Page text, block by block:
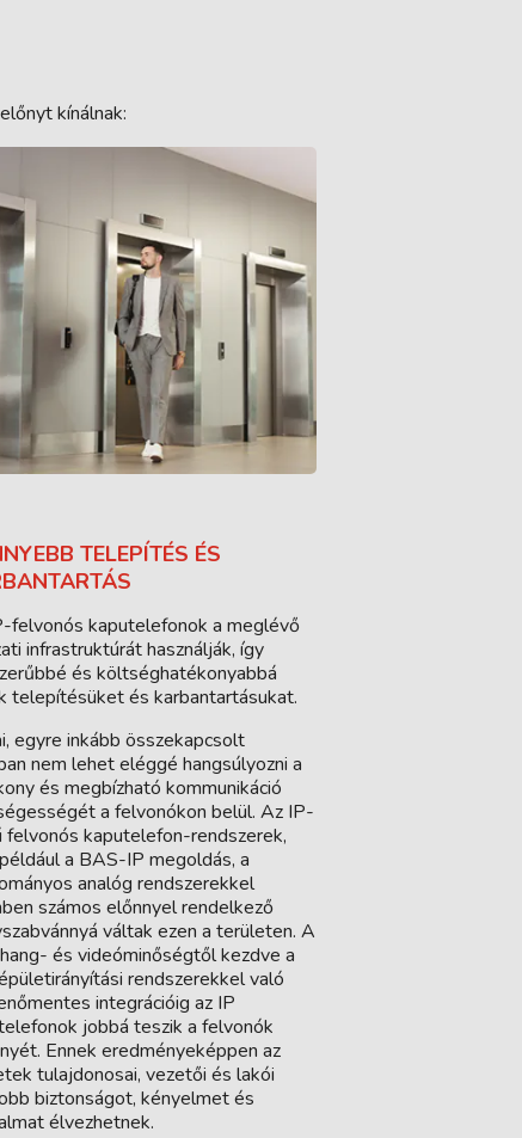
kínálnak:
TELEPÍTÉS ÉS
felvonós kaputelefonok a meglévő
infrastruktúrát használják, így
és költséghatékonyabbá
telepítésüket és karbantartásukat.
egyre inkább összekapcsolt
nem lehet eléggé hangsúlyozni a
és megbízható kommunikáció
a felvonókon belül. Az IP-
felvonós kaputelefon-rendszerek,
a BAS-IP megoldás, a
analóg rendszerekkel
számos előnnyel rendelkező
váltak ezen a területen. A
és videóminőségtől kezdve a
rendszerekkel való
integrációig az IP
jobbá teszik a felvonók
Ennek eredményeképpen az
tulajdonosai, vezetői és lakói
biztonságot, kényelmet és
élvezhetnek.